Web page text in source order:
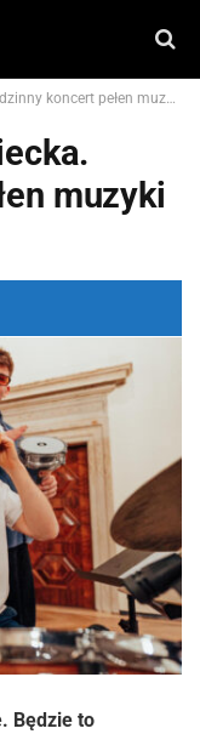
pełen muzyki i zabawy
muzyki
Będzie to